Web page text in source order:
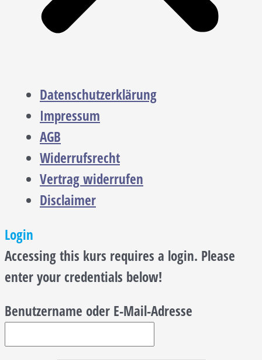
Datenschutzerklärung
Impressum
AGB
Widerrufsrecht
Vertrag widerrufen
Disclaimer
Login
Accessing this kurs requires a login. Please
enter your credentials below!
Benutzername oder E-Mail-Adresse